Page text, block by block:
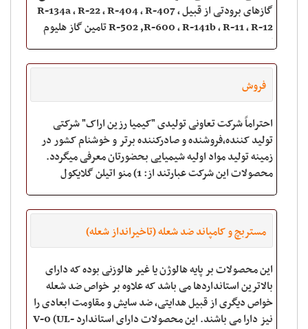
گازهای برودتی از قبیل R-134a , R-22 , R-404 , R-407 ,
R-502 ,R-600 , R-141b , R-11 , R-12 تامین گاز هلیوم
گرید 6 و 5 / HE : 99.9999
فروش
احتراماً شرکت تعاونی تولیدی "کیمیا رزین اراک" شرکتی
تولید کننده،فروشنده و صادرکننده برتر و خوشنام کشور در
زمینه تولید مواد اولیه شیمیایی بحضورتان معرفی میگردد.
محصولات این شرکت عبارتند از: 1) منو اتیلن گلایکول
مستربچ و کامپاند ضد شعله (تاخیرانداز شعله)
این محصولات بر پایه هالوژن یا غیر هالوزنی بوده که دارای
بالاترین استانداردها می باشد که علاوه بر خواص ضد شعله
خواص دیگری از قبیل هدایتی، ضد سایش و مقاومت ابعادی را
نیز دارا می باشند. این محصولات دارای استاندارد V-0 (UL-